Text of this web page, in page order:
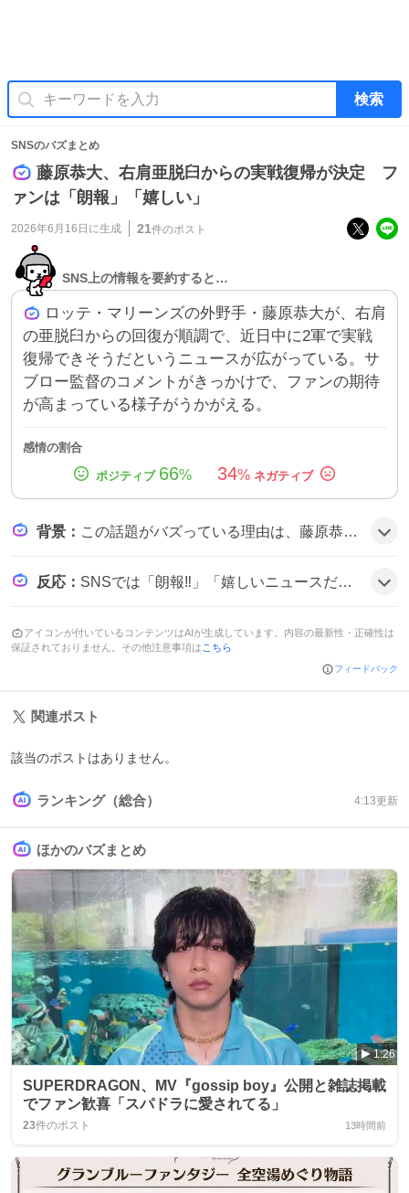
検索
SNSのバズまとめ
藤原恭大、右肩亜脱臼からの実戦復帰が決定 フ
ァンは「朗報」「嬉しい」
2026年6月16日 に生成 21件のポスト
SNS上の情報を要約すると…
ロッテ・マリーンズの外野手・藤原恭大が、右肩
の亜脱臼からの回復が順調で、近日中に2軍で実戦
復帰できそうだというニュースが広がっている。サ
ブロー監督のコメントがきっかけで、ファンの期待
が高まっている様子がうかがえる。
感情の割合
66% 34%
背景 ： この話題がバズっている理由は、藤原恭大がシーズン序盤に右肩亜脱臼で離脱し、チームの戦力に大きな穴ができたことが背景にある。復帰が早まると期待され、ファンは「早く戻ってきてほしい」などの声を上げて盛り上がっているようだ。
反応 ： SNSでは「朗報‼︎」「嬉しいニュースだけど無理しないでね…」「待ってるわーん♡」「早く帰ってきてほしい」などのコメントが多数見られ、全体的にポジティブな期待感が漂っている様子だ。
アイコンが付いているコンテンツはAIが生成しています。内容の最新性・正確性は
保証されておりません。その他注意事項は こちら
フィードバック
関連ポスト
該当のポストはありません。
ランキング（総合） 4:13更新
ほかのバズまとめ
1:26
SUPERDRAGON、MV『gossip boy』公開と雑誌掲載
でファン歓喜「スパドラに愛されてる」
23件のポスト 13時間前